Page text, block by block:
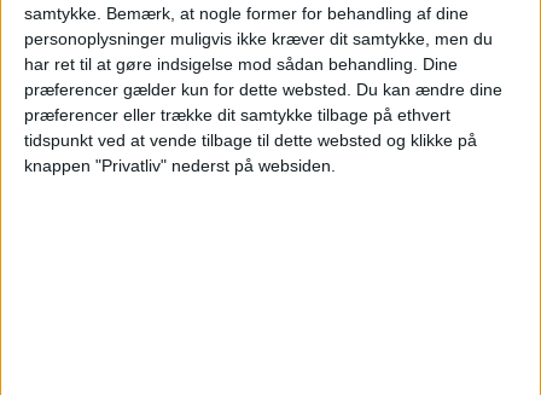
samtykke. Bemærk, at nogle former for behandling af dine
personoplysninger muligvis ikke kræver dit samtykke, men du
har ret til at gøre indsigelse mod sådan behandling. Dine
præferencer gælder kun for dette websted. Du kan ændre dine
præferencer eller trække dit samtykke tilbage på ethvert
tidspunkt ved at vende tilbage til dette websted og klikke på
knappen "Privatliv" nederst på websiden.
v/2 personer 1.156,-